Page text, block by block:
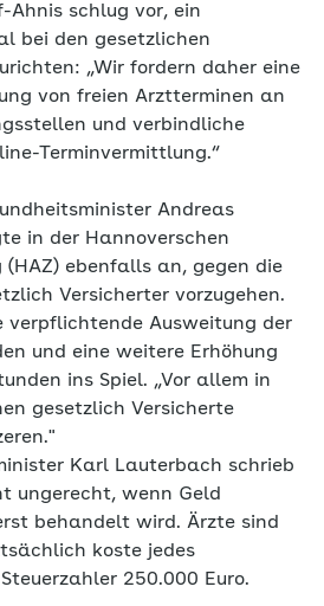
Ahnis schlug vor, ein
bei den gesetzlichen
„Wir fordern daher eine
von freien Arztterminen an
und verbindliche
Terminvermittlung.“
Andreas
in der Hannoverschen
(HAZ) ebenfalls an, gegen die
Versicherter vorzugehen.
verpflichtende Ausweitung der
und eine weitere Erhöhung
ins Spiel. „Vor allem in
gesetzlich Versicherte
Karl Lauterbach schrieb
ungerecht, wenn Geld
behandelt wird. Ärzte sind
koste jedes
250.000 Euro.